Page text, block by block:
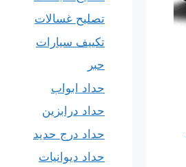
تصليح غسالات
تكييف سيارات
حبر
حداد ابواب
حداد درابزين
حداد درج حديد
حداد ديوانيات